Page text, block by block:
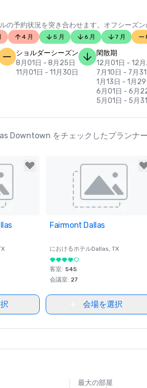
の予約状況を突き合わせます。オフシーズン
4 月 5 月 6 月 7 月
ショルダーシーズン
8月01日 - 8月25日
11月01日 - 11月30日
閑散期
12月01日 - 12
7月10日 - 7月
1月13日 - 1月29
6月01日 - 6月
5月01日 - 5月
Downtown をチェックしたプランナ
Removed from favorites
Fairmont Dallas
におけるホテルDallas, TX
客室: 545
会議室: 27
会場を選択
最大の部屋